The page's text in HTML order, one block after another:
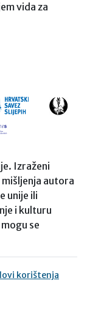
vida za
Izraženi
autora
unije ili
i kulturu
se
korištenja